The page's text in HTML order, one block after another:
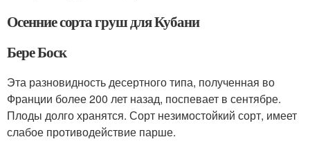
Осенние сорта груш для Кубани
Бере Боск
Эта разновидность десертного типа, полученная во
Франции более 200 лет назад, поспевает в сентябре.
Плоды долго хранятся. Сорт незимостойкий сорт, имеет
слабое противодействие парше.